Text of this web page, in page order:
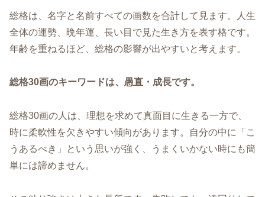
総格は、名字と名前すべての画数を合計して見ます。人生
全体の運勢、晩年運、長い目で見た生き方を表す格です。
年齢を重ねるほど、総格の影響が出やすいと考えます。
総格30画のキーワードは、愚直・成長です。
総格30画の人は、理想を求めて真面目に生きる一方で、
時に柔軟性を欠きやすい傾向があります。自分の中に「こ
うあるべき」という思いが強く、うまくいかない時にも簡
単には諦めません。